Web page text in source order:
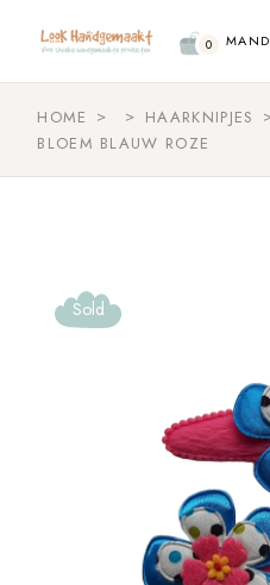
content
0 MAND
HOME HAARKNIPJES
BLOEM BLAUW ROZE
Sold